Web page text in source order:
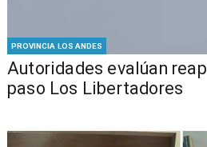
PROVINCIA LOS ANDES
​​Autoridades evalúan
paso Los Libertadores